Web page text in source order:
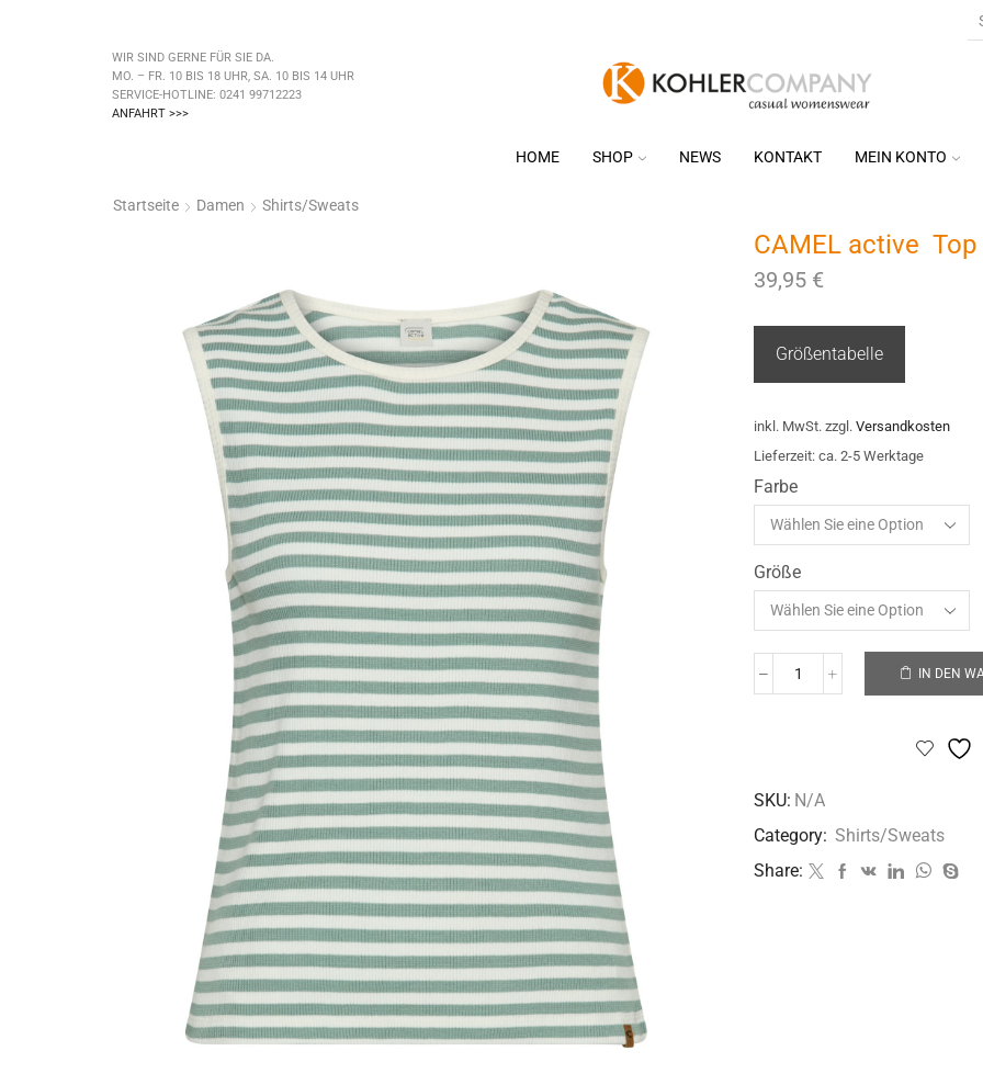
WIR SIND GERNE FÜR SIE DA.
MO. – FR. 10 BIS 18 UHR, SA. 10 BIS 14 UHR
SERVICE-HOTLINE: 0241 99712223
ANFAHRT >>>
HOME SHOP NEWS KONTAKT MEIN KONTO
Startseite Damen Shirts/Sweats
CAMEL active
39,95 €
Größentabelle
inkl. MwSt. zzgl. Versandkosten
Lieferzeit: ca. 2-5 Werktage
Farbe
Größe
IN DEN
SKU: N/A
Category: Shirts/Sweats
Share: